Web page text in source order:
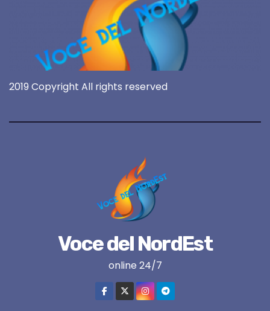
2019 Copyright All rights reserved
Voce del NordEst
online 24/7